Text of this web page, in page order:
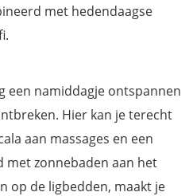
met hedendaagse
een namiddagje ontspannen
Hier kan je terecht
aan massages en een
met zonnebaden aan het
op de ligbedden, maakt je